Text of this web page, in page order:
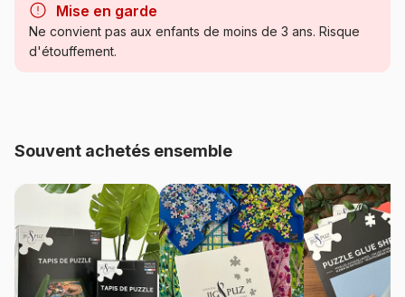
Catégorie
Puzzles - Cartes du Monde et
Provenance Norvège
Larsen-A29-CT
EAN 7023852113448
Nombre de pièces 70 pièces
Mise en garde
Ne convient pas aux enfants de moins de 3 ans. Risque
d'étouffement.
Souvent achetés ensemble